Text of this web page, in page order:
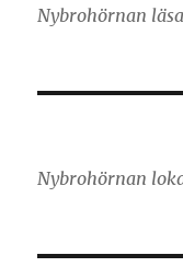
Nybrohörnan
Nybrohörnan